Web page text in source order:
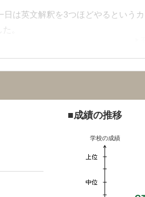
は英文解釈を3つほどやるという
。
に自習室は落ち着いて勉強できる
した。そして個別指導だったので
成績の推移
学校の成績